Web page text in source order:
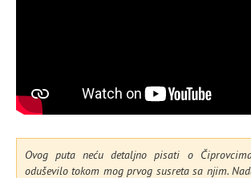
Ovog puta neću detaljno pisati o
oduševilo tokom mog prvog susreta sa njim.